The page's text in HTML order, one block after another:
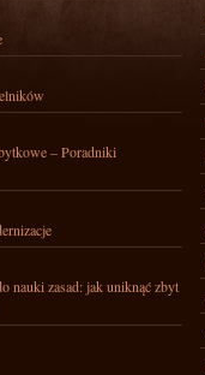
– Poradniki
nauki zasad: jak uniknąć zbyt